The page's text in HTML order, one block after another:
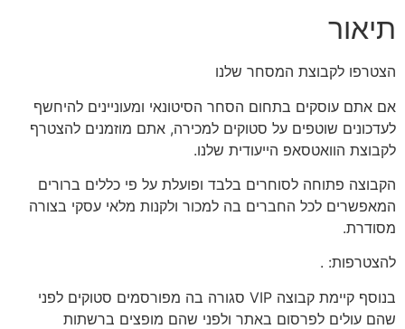
תיאור
הצטרפו לקבוצת המסחר שלנו
אם אתם עוסקים בתחום הסחר הסיטונאי ומעוניינים להיחשף
לעדכונים שוטפים על סטוקים למכירה, אתם מוזמנים להצטרף
לקבוצת הוואטסאפ הייעודית שלנו.
הקבוצה פתוחה לסוחרים בלבד ופועלת על פי כללים ברורים
המאפשרים לכל החברים בה למכור ולקנות מלאי עסקי בצורה
מסודרת.
להצטרפות: .
בנוסף קיימת קבוצה VIP סגורה בה מפורסמים סטוקים לפני
שהם עולים לפרסום באתר ולפני שהם מופצים ברשתות